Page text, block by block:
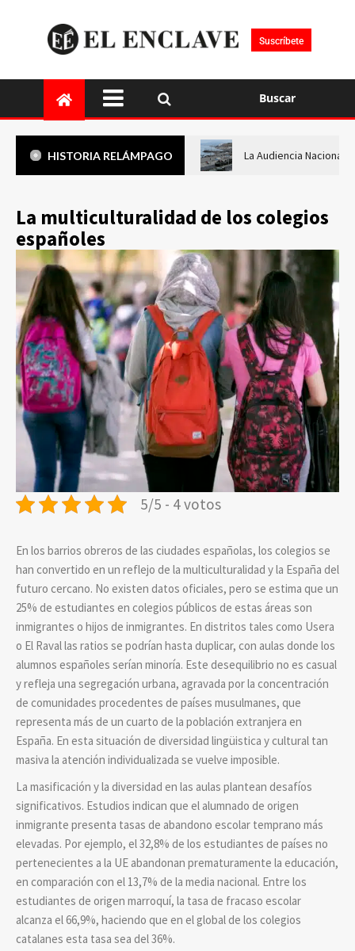
Suscríbete
Buscar
HISTORIA RELÁMPAGO La Audiencia Nacional
La multiculturalidad de los colegios
españoles
5/5 - 4 votos
En los barrios obreros de las ciudades españolas, los colegios se
han convertido en un reflejo de la multiculturalidad y la España del
futuro cercano. No existen datos oficiales, pero se estima que un
25% de estudiantes en colegios públicos de estas áreas son
inmigrantes o hijos de inmigrantes. En distritos tales como Usera
o El Raval las ratios se podrían hasta duplicar, con aulas donde los
alumnos españoles serían minoría. Este desequilibrio no es casual
y refleja una segregación urbana, agravada por la concentración
de comunidades procedentes de países musulmanes, que
representa más de un cuarto de la población extranjera en
España. En esta situación de diversidad lingüistica y cultural tan
masiva la atención individualizada se vuelve imposible.
La masificación y la diversidad en las aulas plantean desafíos
significativos. Estudios indican que el alumnado de origen
inmigrante presenta tasas de abandono escolar temprano más
elevadas. Por ejemplo, el 32,8% de los estudiantes de países no
pertenecientes a la UE abandonan prematuramente la educación,
en comparación con el 13,7% de la media nacional. Entre los
estudiantes de origen marroquí, la tasa de fracaso escolar
alcanza el 66,9%, haciendo que en el global de los colegios
catalanes esta tasa sea del 36%.